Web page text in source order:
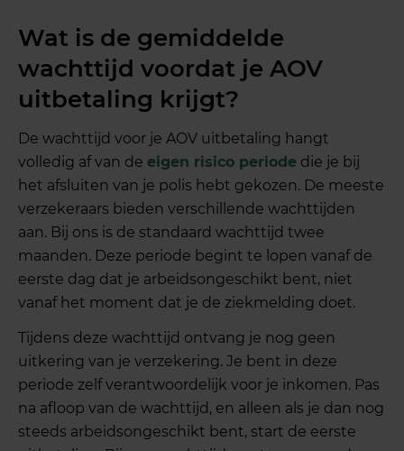
Wat is de gemiddelde
wachttijd voordat je AOV
uitbetaling krijgt?
De wachttijd voor je AOV uitbetaling hangt
volledig af van deeigen risico periode die je bij
het afsluiten van je polis hebt gekozen. De meeste
verzekeraars bieden verschillende wachttijden
aan. Bij ons is de standaard wachttijd twee
maanden. Deze periode begint te lopen vanaf de
eerste dag dat je arbeidsongeschikt bent, niet
vanaf het moment dat je de ziekmelding doet.
Tijdens deze wachttijd ontvang je nog geen
uitkering van je verzekering. Je bent in deze
periode zelf verantwoordelijk voor je inkomen. Pas
na afloop van de wachttijd, en alleen als je dan nog
steeds arbeidsongeschikt bent, start de eerste